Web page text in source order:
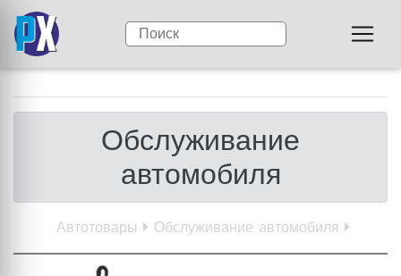
Обслуживание
автомобиля
Автотовары Обслуживание автомобиля